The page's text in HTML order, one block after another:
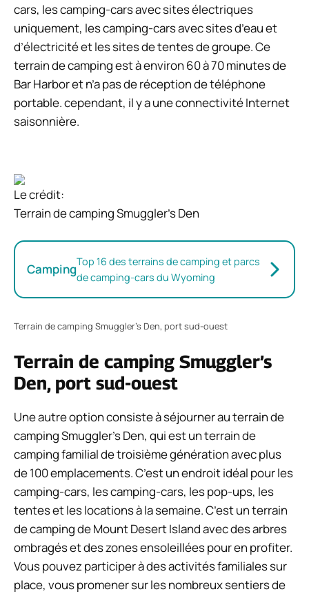
cars, les camping-cars avec sites électriques
uniquement, les camping-cars avec sites d’eau et
d’électricité et les sites de tentes de groupe. Ce
terrain de camping est à environ 60 à 70 minutes de
Bar Harbor et n’a pas de réception de téléphone
portable. cependant, il y a une connectivité Internet
saisonnière.
Le crédit:
Terrain de camping Smuggler’s Den
CampingTop 16 des terrains de camping et parcs
de camping-cars du Wyoming
Terrain de camping Smuggler’s Den, port sud-ouest
Terrain de camping Smuggler’s
Den, port sud-ouest
Une autre option consiste à séjourner au terrain de
camping Smuggler’s Den, qui est un terrain de
camping familial de troisième génération avec plus
de 100 emplacements. C’est un endroit idéal pour les
camping-cars, les camping-cars, les pop-ups, les
tentes et les locations à la semaine. C’est un terrain
de camping de Mount Desert Island avec des arbres
ombragés et des zones ensoleillées pour en profiter.
Vous pouvez participer à des activités familiales sur
place, vous promener sur les nombreux sentiers de